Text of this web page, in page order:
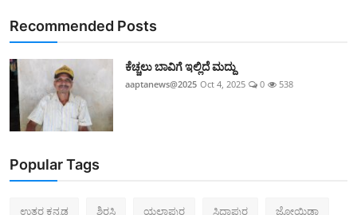
Recommended Posts
ಕೆಚ್ಚಲು ಬಾವಿಗೆ ಇಲ್ಲಿದೆ ಮದ್ದು
aaptanews@2025 Oct 4, 2025 0 538
Popular Tags
ಉತ್ತರ ಕನ್ನಡ ಶಿರಸಿ ಯಲ್ಲಾಪುರ ಸಿದ್ದಾಪುರ ಜೋಯಿಡಾ